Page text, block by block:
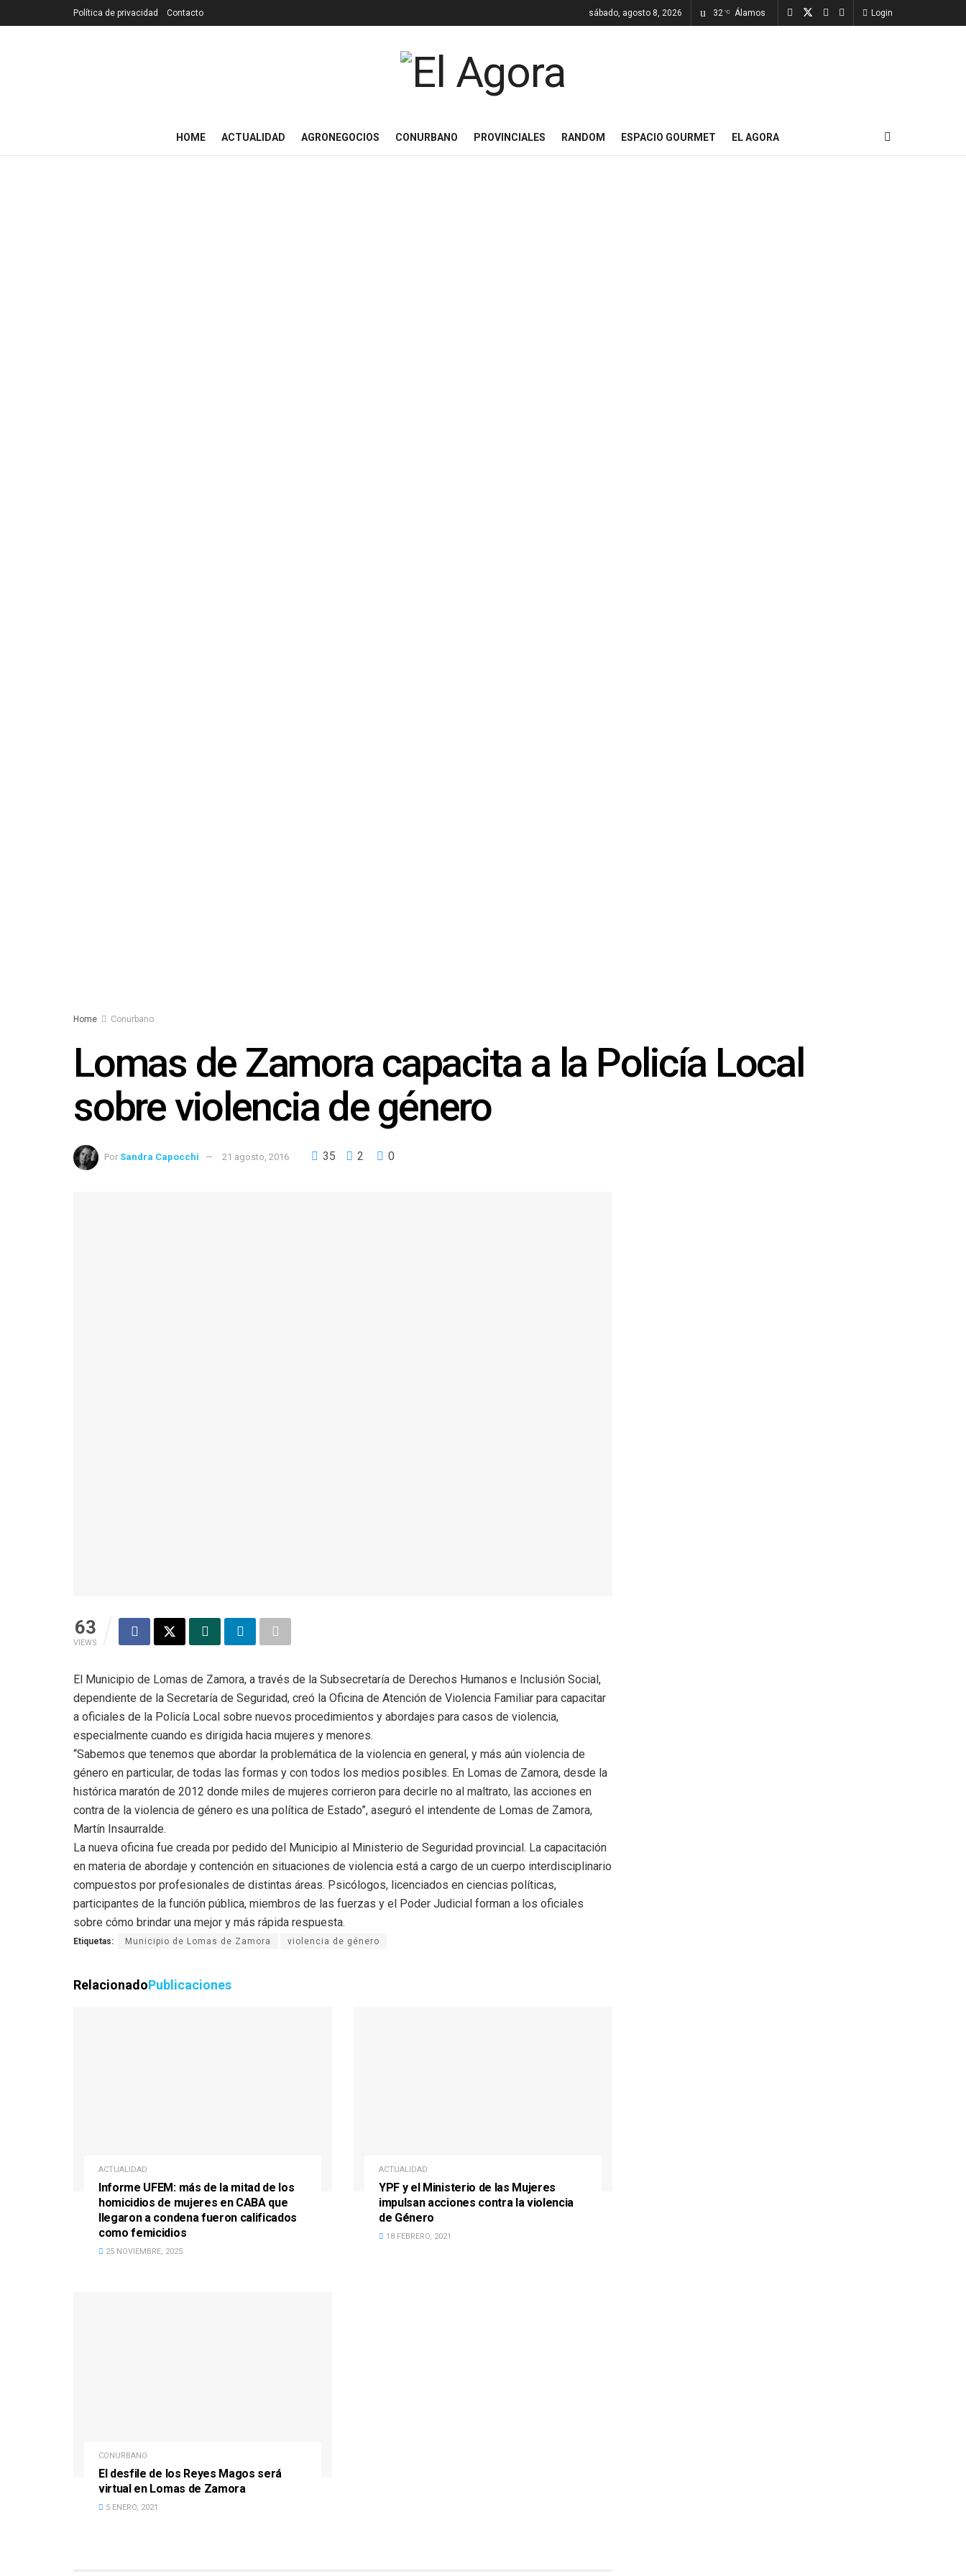
Política de privacidad Contacto sábado, agosto 8, 2026 32 °C Álamos Login
HOME ACTUALIDAD AGRONEGOCIOS CONURBANO PROVINCIALES RANDOM ESPACIO GOURMET EL AGORA
Home Conurbano
Lomas de Zamora capacita a la Policía Local
sobre violencia de género
Por Sandra Capocchi 21 agosto, 2016 35 2 0
63
VIEWS
El Municipio de Lomas de Zamora, a través de la Subsecretaría de Derechos Humanos e Inclusión Social,
dependiente de la Secretaría de Seguridad, creó la Oficina de Atención de Violencia Familiar para capacitar
a oficiales de la Policía Local sobre nuevos procedimientos y abordajes para casos de violencia,
especialmente cuando es dirigida hacia mujeres y menores.
“Sabemos que tenemos que abordar la problemática de la violencia en general, y más aún violencia de
género en particular, de todas las formas y con todos los medios posibles. En Lomas de Zamora, desde la
histórica maratón de 2012 donde miles de mujeres corrieron para decirle no al maltrato, las acciones en
contra de la violencia de género es una política de Estado”, aseguró el intendente de Lomas de Zamora,
Martín Insaurralde.
La nueva oficina fue creada por pedido del Municipio al Ministerio de Seguridad provincial. La capacitación
en materia de abordaje y contención en situaciones de violencia está a cargo de un cuerpo interdisciplinario
compuestos por profesionales de distintas áreas. Psicólogos, licenciados en ciencias políticas,
participantes de la función pública, miembros de las fuerzas y el Poder Judicial forman a los oficiales
sobre cómo brindar una mejor y más rápida respuesta.
Etiquetas: Municipio de Lomas de Zamora violencia de género
RelacionadoPublicaciones
ACTUALIDAD
Informe UFEM: más de la mitad de los
homicidios de mujeres en CABA que
llegaron a condena fueron calificados
como femicidios
25 NOVIEMBRE, 2025
ACTUALIDAD
YPF y el Ministerio de las Mujeres
impulsan acciones contra la violencia
de Género
18 FEBRERO, 2021
CONURBANO
El desfile de los Reyes Magos será
virtual en Lomas de Zamora
5 ENERO, 2021